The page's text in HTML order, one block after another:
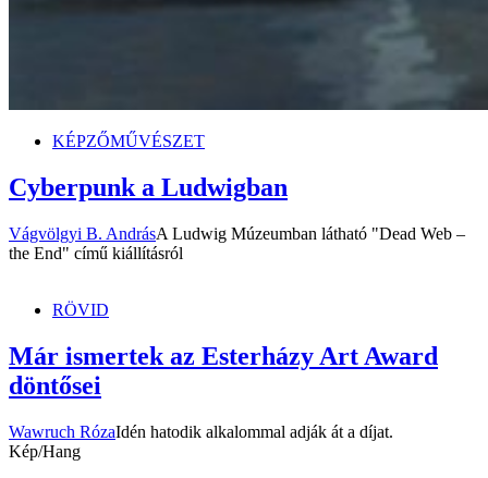
KÉPZŐMŰVÉSZET
Cyberpunk a Ludwigban
Vágvölgyi B. AndrásA Ludwig Múzeumban látható "Dead Web –
the End" című kiállításról
RÖVID
Már ismertek az Esterházy Art Award
döntősei
Wawruch RózaIdén hatodik alkalommal adják át a díjat.
Kép/Hang